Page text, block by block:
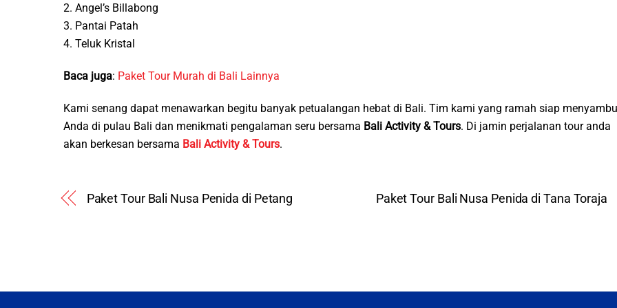
2. Angel’s Billabong
3. Pantai Patah
4. Teluk Kristal
Baca juga: Paket Tour Murah di Bali Lainnya
Kami senang dapat menawarkan begitu banyak petualangan hebat di Bali. Tim kami yang ramah siap
Anda di pulau Bali dan menikmati pengalaman seru bersama Bali Activity & Tours. Di jamin perjalanan tour anda
akan berkesan bersama Bali Activity & Tours.
Paket Tour Bali Nusa Penida di Petang Paket Tour Bali Nusa Penida di Tana Toraja